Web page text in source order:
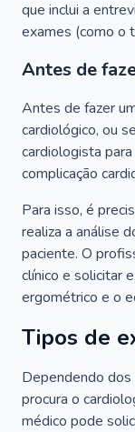
que inclui a
exames (como o
Antes de
Antes de fazer
cardiológico, ou
cardiologista
complicação
Para isso, é
realiza a análise
paciente. O
clínico e solicitar
ergométrico e o
Tipos de
Dependendo
procura o
médico pode